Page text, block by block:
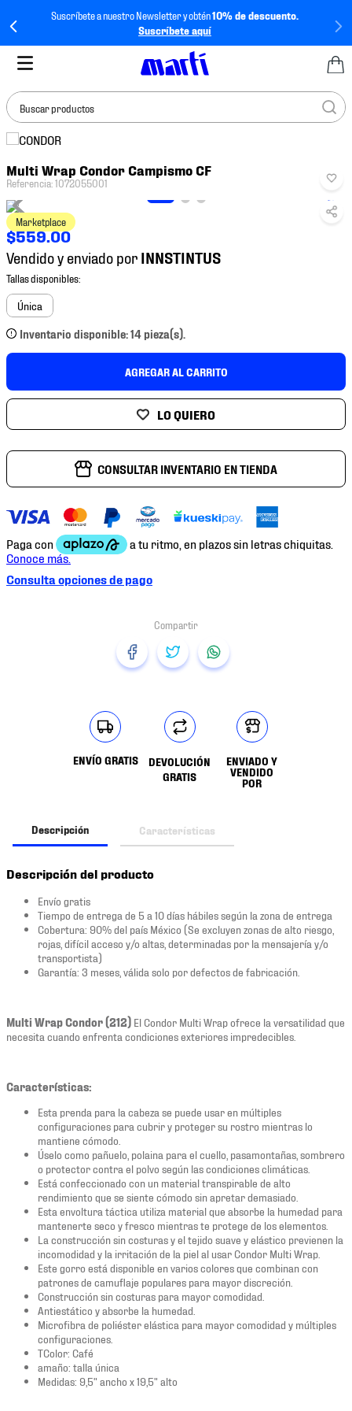
Suscríbete a nuestro Newsletter y obtén10% de descuento.
Suscríbete aquí
Buscar productos
Multi Wrap Condor Campismo CF
Referencia:1072055001
Marketplace
$559.00
Vendido y enviado por
Única
Inventario disponible: 14 pieza(s).
AGREGAR AL CARRITO
CONSULTAR INVENTARIO EN TIENDA
Consulta opciones de pago
ENVÍO GRATIS
DEVOLUCIÓN
GRATIS
ENVIADO Y
VENDIDO
POR
Descripción Características
Descripción del producto
Envío gratis
Tiempo de entrega de 5 a 10 días hábiles según la zona de entrega
Cobertura: 90% del país México (Se excluyen zonas de alto riesgo,
rojas, difícil acceso y/o altas, determinadas por la mensajería y/o
transportista)
Garantía: 3 meses, válida solo por defectos de fabricación.
Multi Wrap Condor (212) El Condor Multi Wrap ofrece la versatilidad que
necesita cuando enfrenta condiciones exteriores impredecibles.
Características:
Esta prenda para la cabeza se puede usar en múltiples
configuraciones para cubrir y proteger su rostro mientras lo
mantiene cómodo.
Úselo como pañuelo, polaina para el cuello, pasamontañas, sombrero
o protector contra el polvo según las condiciones climáticas.
Está confeccionado con un material transpirable de alto
rendimiento que se siente cómodo sin apretar demasiado.
Esta envoltura táctica utiliza material que absorbe la humedad para
mantenerte seco y fresco mientras te protege de los elementos.
La construcción sin costuras y el tejido suave y elástico previenen la
incomodidad y la irritación de la piel al usar Condor Multi Wrap.
Este gorro está disponible en varios colores que combinan con
patrones de camuflaje populares para mayor discreción.
Construcción sin costuras para mayor comodidad.
Antiestático y absorbe la humedad.
Microfibra de poliéster elástica para mayor comodidad y múltiples
configuraciones.
TColor: Café
amaño: talla única
Medidas: 9,5" ancho x 19,5" alto
BUSCADOS
2.
tenis hombre
tenis
4.
tenis futbol
5.
jersey
6.
mochila
8.
chivas